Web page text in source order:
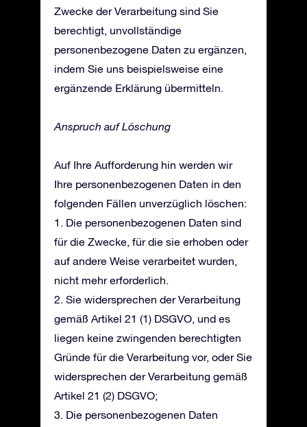
Zwecke der Verarbeitung sind Sie
berechtigt, unvollständige
personenbezogene Daten zu ergänzen,
indem Sie uns beispielsweise eine
ergänzende Erklärung übermitteln.
Anspruch auf Löschung
Auf Ihre Aufforderung hin werden wir
Ihre personenbezogenen Daten in den
folgenden Fällen unverzüglich löschen:
1. Die personenbezogenen Daten sind
für die Zwecke, für die sie erhoben oder
auf andere Weise verarbeitet wurden,
nicht mehr erforderlich.
2. Sie widersprechen der Verarbeitung
gemäß Artikel 21 (1) DSGVO, und es
liegen keine zwingenden berechtigten
Gründe für die Verarbeitung vor, oder Sie
widersprechen der Verarbeitung gemäß
Artikel 21 (2) DSGVO;
3. Die personenbezogenen Daten